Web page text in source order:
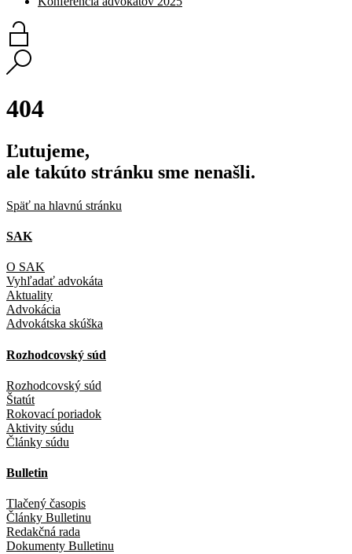
404
Ľutujeme,
ale takúto stránku sme nenašli.
Späť na hlavnú stránku
SAK
O SAK
Vyhľadať advokáta
Aktuality
Advokácia
Advokátska skúška
Rozhodcovský súd
Rozhodcovský súd
Štatút
Rokovací poriadok
Aktivity súdu
Články súdu
Bulletin
Tlačený časopis
Články Bulletinu
Redakčná rada
Dokumenty Bulletinu